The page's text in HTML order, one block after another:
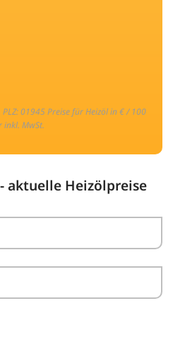
PLZ: 01945 Preise für Heizöl in € / 100
inkl. MwSt.
aktuelle Heizölpreise